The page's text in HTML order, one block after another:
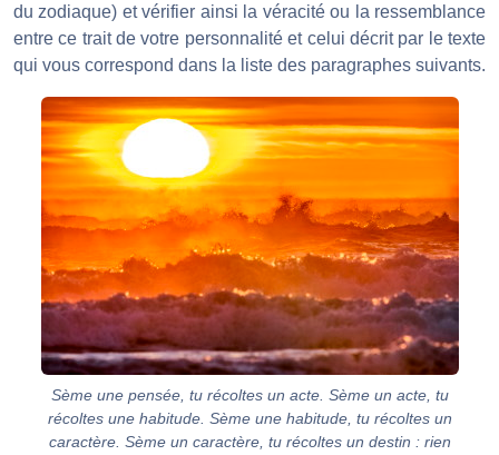
du zodiaque) et vérifier ainsi la véracité ou la ressemblance
entre ce trait de votre personnalité et celui décrit par le texte
qui vous correspond dans la liste des paragraphes suivants.
Sème une pensée, tu récoltes un acte. Sème un acte, tu
récoltes une habitude. Sème une habitude, tu récoltes un
caractère. Sème un caractère, tu récoltes un destin : rien